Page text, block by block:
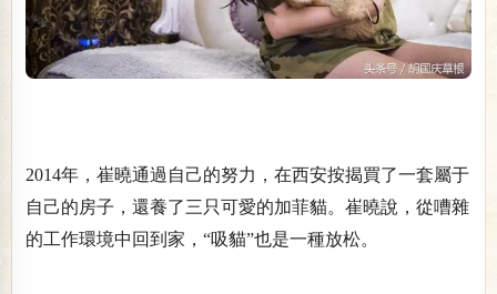
2014年，崔曉通過自己的努力，在西安按揭買了一套屬于
自己的房子，還養了三只可愛的加菲貓。崔曉說，從嘈雜
的工作環境中回到家，“吸貓”也是一種放松。